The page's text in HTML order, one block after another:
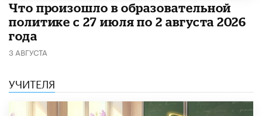
​Что произошло в образовательной
политике с 27 июля по 2 августа 2026
года
3 АВГУСТА
УЧИТЕЛЯ